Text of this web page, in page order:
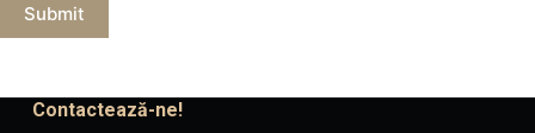
Submit
Contactează-ne!